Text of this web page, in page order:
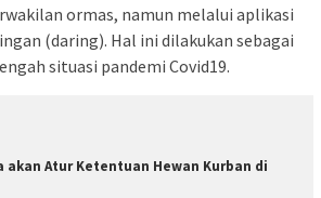
ormas, namun melalui aplikasi
(daring). Hal ini dilakukan sebagai
situasi pandemi Covid19.
akan Atur Ketentuan Hewan Kurban di